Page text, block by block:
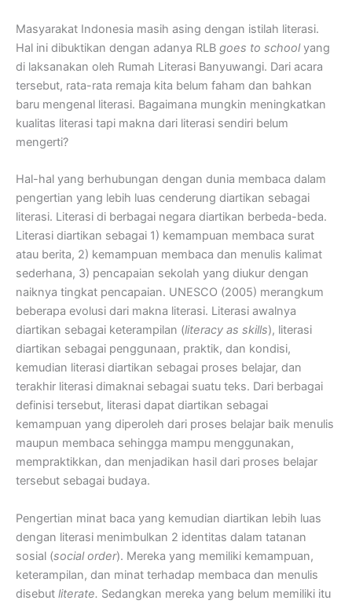
Masyarakat Indonesia masih asing dengan istilah literasi.
Hal ini dibuktikan dengan adanya RLB goes to schoolyang
di laksanakan oleh Rumah Literasi Banyuwangi. Dari acara
tersebut, rata-rata remaja kita belum faham dan bahkan
baru mengenal literasi. Bagaimana mungkin meningkatkan
kualitas literasi tapi makna dari literasi sendiri belum
mengerti?
Hal-hal yang berhubungan dengan dunia membaca dalam
pengertian yang lebih luas cenderung diartikan sebagai
literasi. Literasi di berbagai negara diartikan berbeda-beda.
Literasi diartikan sebagai 1) kemampuan membaca surat
atau berita, 2) kemampuan membaca dan menulis kalimat
sederhana, 3) pencapaian sekolah yang diukur dengan
naiknya tingkat pencapaian. UNESCO (2005) merangkum
beberapa evolusi dari makna literasi. Literasi awalnya
diartikan sebagai keterampilan (literacy as skills), literasi
diartikan sebagai penggunaan, praktik, dan kondisi,
kemudian literasi diartikan sebagai proses belajar, dan
terakhir literasi dimaknai sebagai suatu teks. Dari berbagai
definisi tersebut, literasi dapat diartikan sebagai
kemampuan yang diperoleh dari proses belajar baik menulis
maupun membaca sehingga mampu menggunakan,
mempraktikkan, dan menjadikan hasil dari proses belajar
tersebut sebagai budaya.
Pengertian minat baca yang kemudian diartikan lebih luas
dengan literasi menimbulkan 2 identitas dalam tatanan
sosial (social order). Mereka yang memiliki kemampuan,
keterampilan, dan minat terhadap membaca dan menulis
disebut literate. Sedangkan mereka yang belum memiliki itu